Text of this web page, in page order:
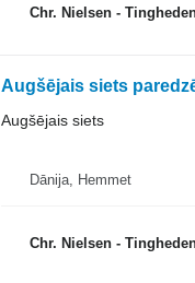
Chr. Nielsen -
Augšējais siets
Augšējais siets
Dānija, Hemmet
Chr. Nielsen -